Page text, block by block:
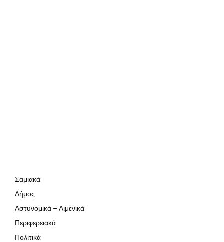
Σαμιακά
Δήμος
Αστυνομικά – Λιμενικά
Περιφερειακά
Πολιτικά